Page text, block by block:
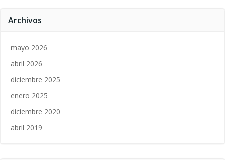
Archivos
mayo 2026
abril 2026
diciembre 2025
enero 2025
diciembre 2020
abril 2019